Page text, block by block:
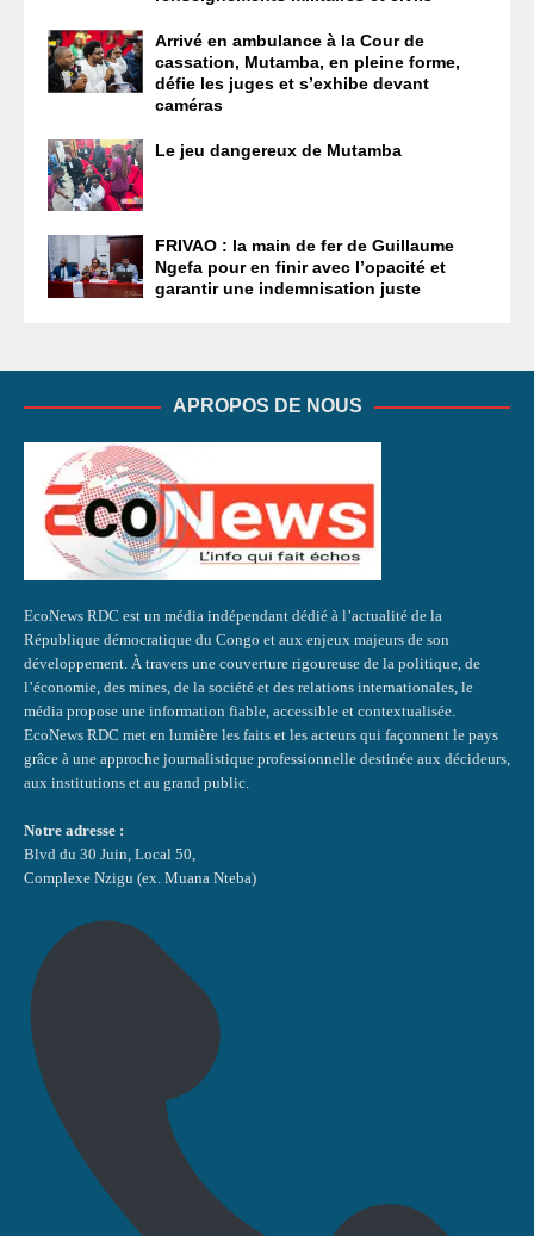
Arrivé en ambulance à la Cour de
cassation, Mutamba, en pleine forme,
défie les juges et s’exhibe devant
caméras
Le jeu dangereux de Mutamba
FRIVAO : la main de fer de Guillaume
Ngefa pour en finir avec l’opacité et
garantir une indemnisation juste
APROPOS DE NOUS
EcoNews RDC est un média indépendant dédié à l’actualité de la
République démocratique du Congo et aux enjeux majeurs de son
développement. À travers une couverture rigoureuse de la politique, de
l’économie, des mines, de la société et des relations internationales, le
média propose une information fiable, accessible et contextualisée.
EcoNews RDC met en lumière les faits et les acteurs qui façonnent le pays
grâce à une approche journalistique professionnelle destinée aux décideurs,
aux institutions et au grand public.
Notre adresse :
Blvd du 30 Juin, Local 50,
Complexe Nzigu (ex. Muana Nteba)